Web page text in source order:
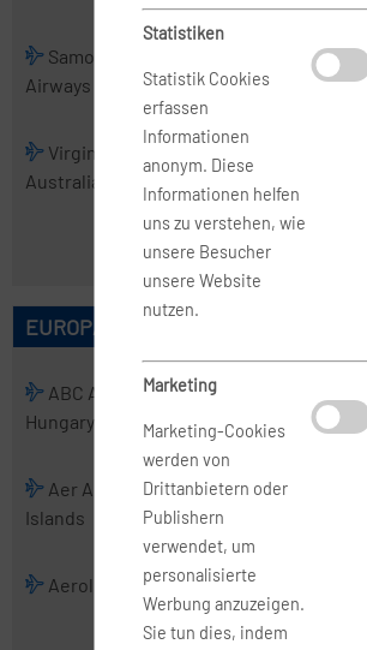
Samoa
Airways
Airlines
Solomon
Airlines
Virgin
Australia
Australia
EUROPÄISCHE AIRLINES
ABC Air
Hungary
Abelag
Aviation
Airlines
Aer Arann
Islands
Aer Lingus
Aerologic Air Albania
Statistiken
Statistik Cookies
erfassen
Informationen
anonym. Diese
Informationen helfen
uns zu verstehen, wie
unsere Besucher
unsere Website
nutzen.
Marketing
Marketing-Cookies
werden von
Drittanbietern oder
Publishern
verwendet, um
personalisierte
Werbung anzuzeigen.
Sie tun dies, indem